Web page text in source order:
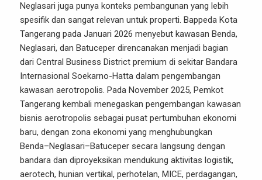
Neglasari juga punya konteks pembangunan yang lebih
spesifik dan sangat relevan untuk properti. Bappeda Kota
Tangerang pada Januari 2026 menyebut kawasan Benda,
Neglasari, dan Batuceper direncanakan menjadi bagian
dari Central Business District premium di sekitar Bandara
Internasional Soekarno-Hatta dalam pengembangan
kawasan aerotropolis. Pada November 2025, Pemkot
Tangerang kembali menegaskan pengembangan kawasan
bisnis aerotropolis sebagai pusat pertumbuhan ekonomi
baru, dengan zona ekonomi yang menghubungkan
Benda–Neglasari–Batuceper secara langsung dengan
bandara dan diproyeksikan mendukung aktivitas logistik,
aerotech, hunian vertikal, perhotelan, MICE, perdagangan,